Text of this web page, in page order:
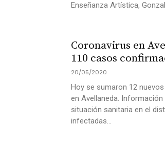
Enseñanza Artística,
Coronavirus en
110 casos
20/05/2020
Hoy se sumaron 12
en Avellaneda.
situación sanitaria en el
infectadas...